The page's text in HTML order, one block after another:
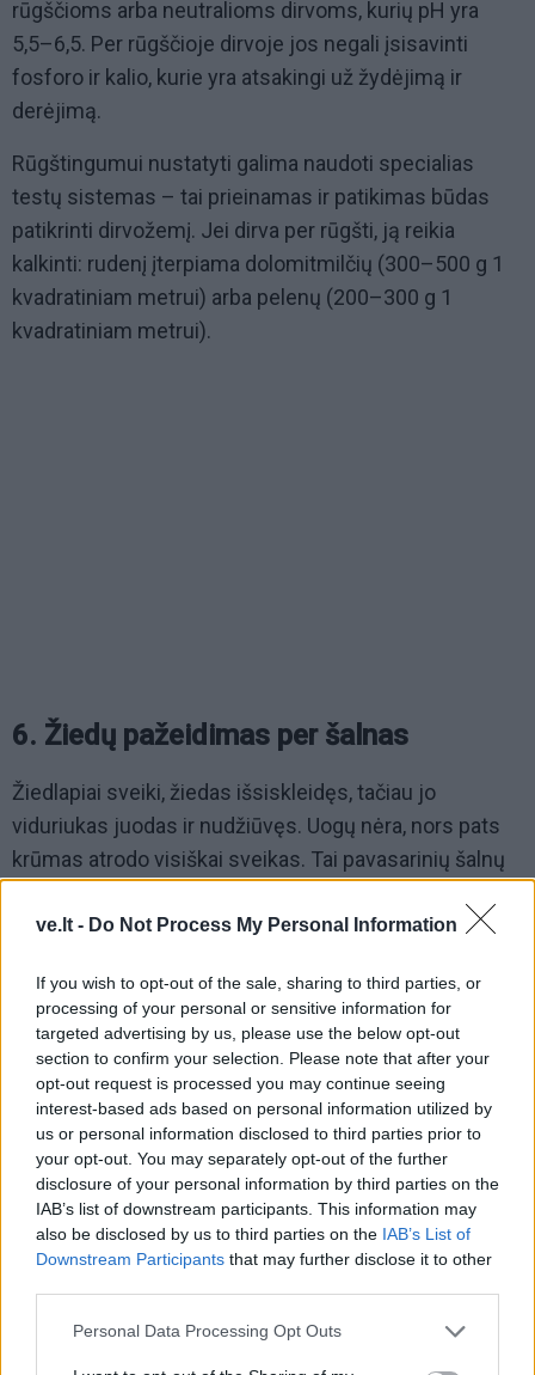
ve.lt - Do Not Process My Personal Information
If you wish to opt-out of the sale, sharing to third parties, or
processing of your personal or sensitive information for
targeted advertising by us, please use the below opt-out
section to confirm your selection. Please note that after your
opt-out request is processed you may continue seeing
interest-based ads based on personal information utilized by
us or personal information disclosed to third parties prior to
your opt-out. You may separately opt-out of the further
disclosure of your personal information by third parties on the
IAB’s list of downstream participants. This information may
also be disclosed by us to third parties on the IAB’s List of
Downstream Participants that may further disclose it to other
Personal Data Processing Opt Outs
rūgščioms arba neutralioms dirvoms, kurių pH yra
5,5–6,5. Per rūgščioje dirvoje jos negali įsisavinti
fosforo ir kalio, kurie yra atsakingi už žydėjimą ir
derėjimą.
Rūgštingumui nustatyti galima naudoti specialias
testų sistemas – tai prieinamas ir patikimas būdas
patikrinti dirvožemį. Jei dirva per rūgšti, ją reikia
kalkinti: rudenį įterpiama dolomitmilčių (300–500 g 1
kvadratiniam metrui) arba pelenų (200–300 g 1
kvadratiniam metrui).
6. Žiedų pažeidimas per šalnas
Žiedlapiai sveiki, žiedas išsiskleidęs, tačiau jo
viduriukas juodas ir nudžiūvęs. Uogų nėra, nors pats
krūmas atrodo visiškai sveikas. Tai pavasarinių šalnų
temperatūrai, jautri piestelė žūsta, o žiedlapiai lieka
Nuo šalnų ypač kenčia pirmieji, patys didžiausi žiedai
ant centrinio stiebo.
Kaip sumažinti nuostolius: nakčiai lysvę pridenkite
agrotekstile, ypač jei sinoptikai prognozuoja šalnas.
Pažeistus žiedus verta pašalinti – jie jau neduos uogų,
bet eikvos augalo jėgas. Po šalnų naudinga braškes
nupurkšti augimo stimuliatoriais, taip pat patręšti kalio
trąšomis per lapus. Gerą efektą duoda tręšimas